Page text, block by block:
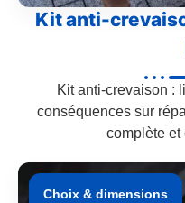
Kit anti-
Kit anti-crevaison :
conséquences sur
complète et
Choix & dimensions